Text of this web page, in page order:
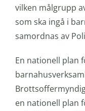
vilken målgrupp
som ska ingå i
samordnas av
En nationell plan
en nationell plan